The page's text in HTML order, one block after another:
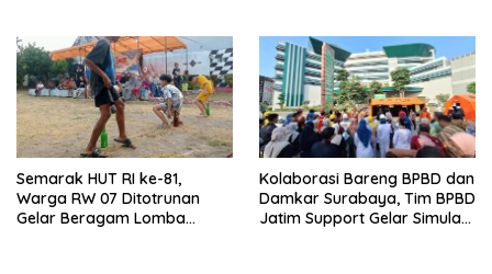
Semarak HUT RI ke-81,
Warga RW 07 Ditotrunan
Gelar Beragam Lomba
Kolaborasi Bareng BPBD dan
Damkar Surabaya, Tim BPBD
Jatim Support Gelar Simulasi